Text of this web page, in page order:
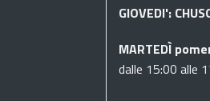
GIOVEDI':
MARTEDÌ
dalle 15:00 alle